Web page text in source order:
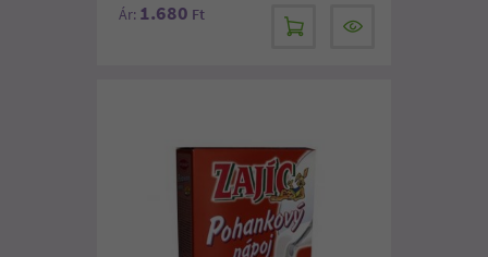
Ár: 1.680 Ft